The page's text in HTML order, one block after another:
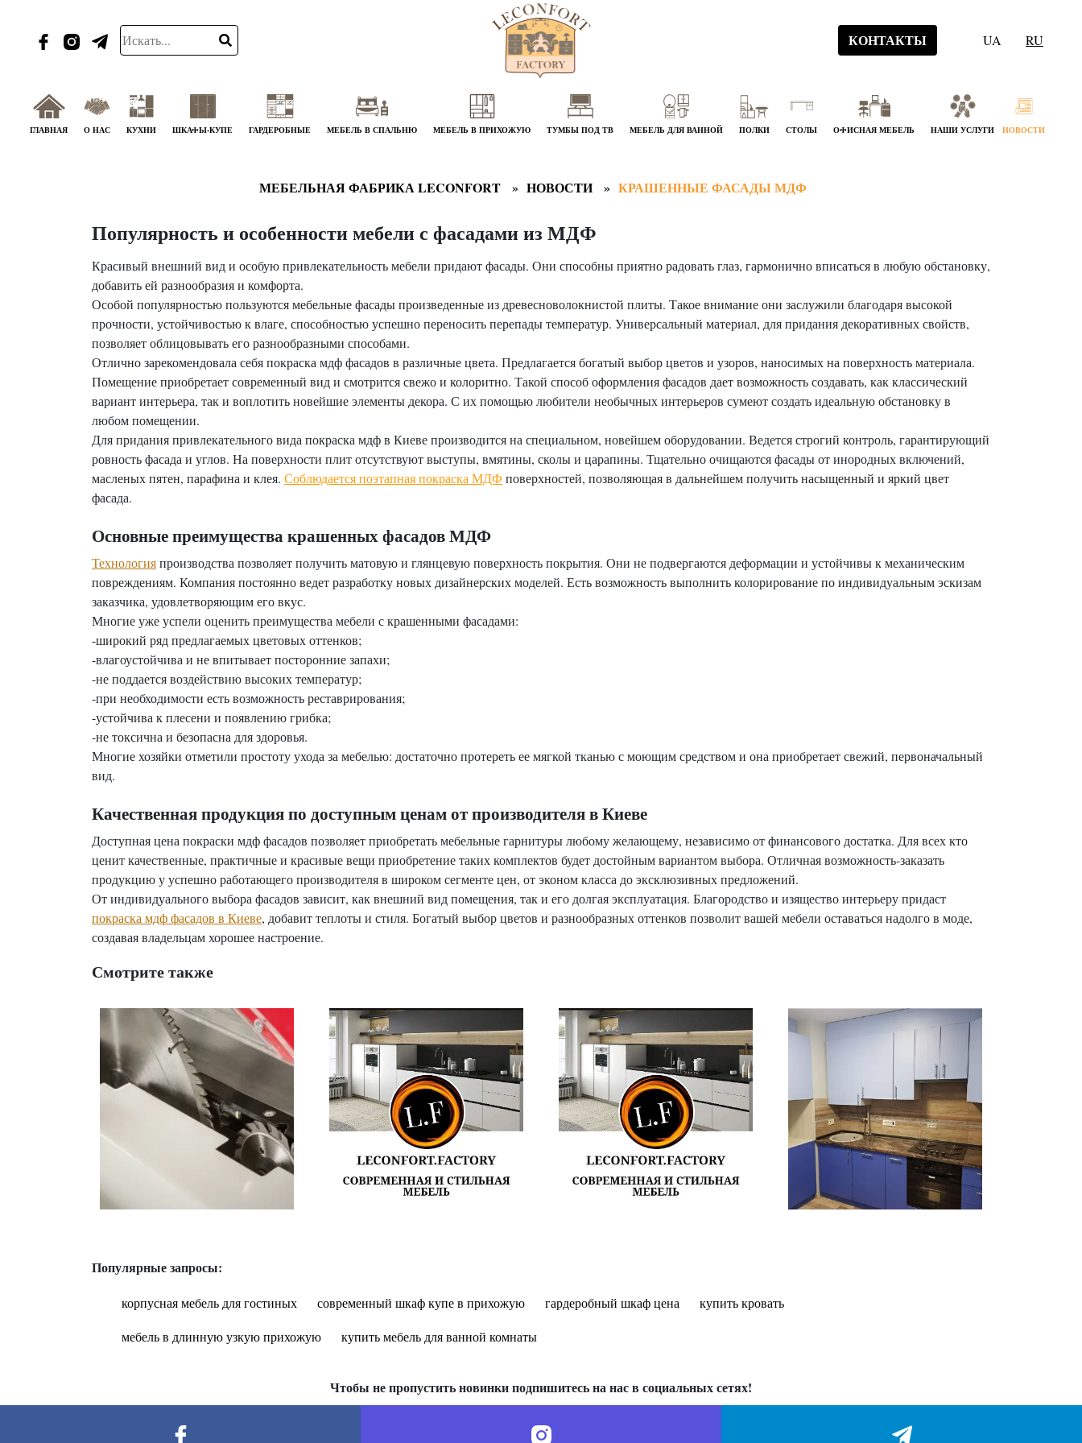
КОНТАКТЫ UA RU
ГЛАВНАЯ О НАС КУХНИ ШКАФЫ-КУПЕ ГАРДЕРОБНЫЕ МЕБЕЛЬ В СПАЛЬНЮ МЕБЕЛЬ В ПРИХОЖУЮ ТУМБЫ ПОД ТВ МЕБЕЛЬ ДЛЯ ВАННОЙ ПОЛКИ СТОЛЫ ОФИСНАЯ МЕБЕЛЬ НАШИ УСЛУГИ НОВОСТИ
МЕБЕЛЬНАЯ ФАБРИКА LECONFORT НОВОСТИ КРАШЕННЫЕ ФАСАДЫ МДФ
Популярность и особенности мебели с фасадами из МДФ
Красивый внешний вид и особую привлекательность мебели придают фасады. Они способны приятно радовать глаз, гармонично вписаться в любую обстановку,
добавить ей разнообразия и комфорта.
Особой популярностью пользуются мебельные фасады произведенные из древесноволокнистой плиты. Такое внимание они заслужили благодаря высокой
прочности, устойчивостью к влаге, способностью успешно переносить перепады температур. Универсальный материал, для придания декоративных свойств,
позволяет облицовывать его разнообразными способами.
Отлично зарекомендовала себя покраска мдф фасадов в различные цвета. Предлагается богатый выбор цветов и узоров, наносимых на поверхность материала.
Помещение приобретает современный вид и смотрится свежо и колоритно. Такой способ оформления фасадов дает возможность создавать, как классический
вариант интерьера, так и воплотить новейшие элементы декора. С их помощью любители необычных интерьеров сумеют создать идеальную обстановку в
любом помещении.
Для придания привлекательного вида покраска мдф в Киеве производится на специальном, новейшем оборудовании. Ведется строгий контроль, гарантирующий
ровность фасада и углов. На поверхности плит отсутствуют выступы, вмятины, сколы и царапины. Тщательно очищаются фасады от инородных включений,
масленых пятен, парафина и клея. Соблюдается поэтапная покраска МДФ поверхностей, позволяющая в дальнейшем получить насыщенный и яркий цвет
фасада.
Основные преимущества крашенных фасадов МДФ
Технологияпроизводства позволяет получить матовую и глянцевую поверхность покрытия. Они не подвергаются деформации и устойчивы к механическим
повреждениям. Компания постоянно ведет разработку новых дизайнерских моделей. Есть возможность выполнить колорирование по индивидуальным эскизам
заказчика, удовлетворяющим его вкус.
Многие уже успели оценить преимущества мебели с крашенными фасадами:
-широкий ряд предлагаемых цветовых оттенков;
-влагоустойчива и не впитывает посторонние запахи;
-не поддается воздействию высоких температур;
-при необходимости есть возможность реставрирования;
-устойчива к плесени и появлению грибка;
-не токсична и безопасна для здоровья.
Многие хозяйки отметили простоту ухода за мебелью: достаточно протереть ее мягкой тканью с моющим средством и она приобретает свежий, первоначальный
вид.
Качественная продукция по доступным ценам от производителя в Киеве
Доступная цена покраски мдф фасадов позволяет приобретать мебельные гарнитуры любому желающему, независимо от финансового достатка. Для всех кто
ценит качественные, практичные и красивые вещи приобретение таких комплектов будет достойным вариантом выбора. Отличная возможность-заказать
продукцию у успешно работающего производителя в широком сегменте цен, от эконом класса до эксклюзивных предложений.
От индивидуального выбора фасадов зависит, как внешний вид помещения, так и его долгая эксплуатация. Благородство и изящество интерьеру придаст
покраска мдф фасадов в Киеве, добавит теплоты и стиля. Богатый выбор цветов и разнообразных оттенков позволит вашей мебели оставаться надолго в моде,
создавая владельцам хорошее настроение.
Смотрите также
Популярные запросы:
корпусная мебель для гостиных современный шкаф купе в прихожую гардеробный шкаф цена
купить кровать
мебель в длинную узкую прихожую
купить мебель для ванной комнаты
Чтобы не пропустить новинки подпишитесь на нас в социальных сетях!